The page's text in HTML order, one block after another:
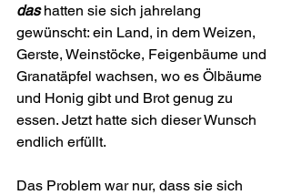
das hatten sie sich jahrelang
gewünscht: ein Land, in dem Weizen,
Gerste, Weinstöcke, Feigenbäume und
Granat­äpfel wachsen, wo es Ölbäume
und Honig gibt und Brot genug zu
essen. Jetzt hatte sich dieser Wunsch
endlich erfüllt.
Das Problem war nur, dass sie sich